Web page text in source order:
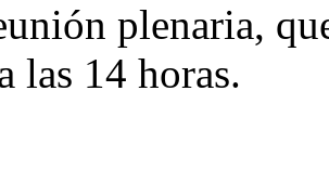
plenaria,
las 14 horas.